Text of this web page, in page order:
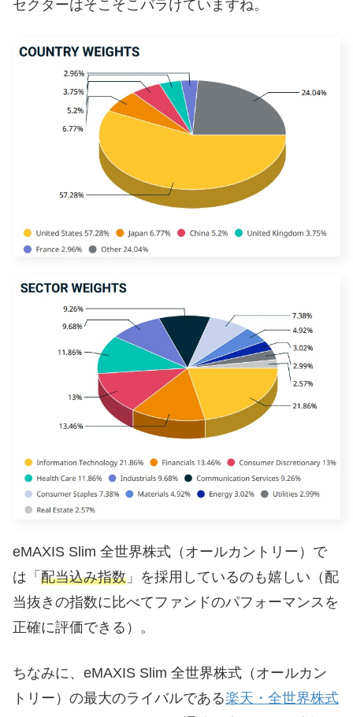
セクターはそこそこバラけていますね。
eMAXIS Slim 全世界株式（オールカントリー）で
は「 配当込み指数 」を採用しているのも嬉しい（配
当抜きの指数に比べてファンドのパフォーマンスを
正確に評価できる）。
ちなみに、eMAXIS Slim 全世界株式（オールカン
トリー）の最大のライバルである楽天・全世界株式